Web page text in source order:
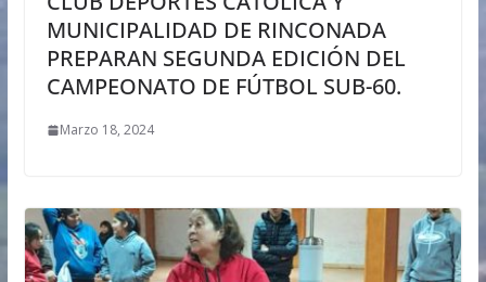
MUNICIPALIDAD DE RINCONADA
PREPARAN SEGUNDA EDICIÓN DEL
CAMPEONATO DE FÚTBOL SUB-60.
Marzo 18, 2024